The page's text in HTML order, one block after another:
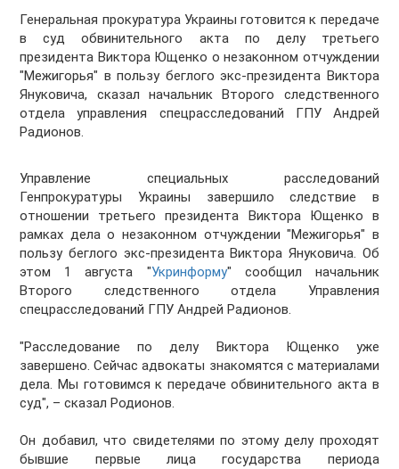
Генеральная прокуратура Украины готовится к передаче
в суд обвинительного акта по делу третьего
президента Виктора Ющенко о незаконном отчуждении
"Межигорья" в пользу беглого экс-президента Виктора
Януковича, сказал начальник Второго следственного
отдела управления спецрасследований ГПУ Андрей
Радионов.
Управление специальных расследований
Генпрокуратуры Украины завершило следствие в
отношении третьего президента Виктора Ющенко в
рамках дела о незаконном отчуждении "Межигорья" в
пользу беглого экс-президента Виктора Януковича. Об
этом 1 августа "Укринформу" сообщил начальник
Второго следственного отдела Управления
спецрасследований ГПУ Андрей Радионов.
"Расследование по делу Виктора Ющенко уже
завершено. Сейчас адвокаты знакомятся с материалами
дела. Мы готовимся к передаче обвинительного акта в
суд", – сказал Родионов.
Он добавил, что свидетелями по этому делу проходят
бывшие первые лица государства периода